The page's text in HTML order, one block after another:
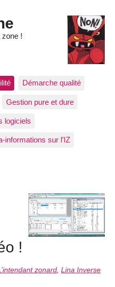
zone !
Démarche qualité
Gestion pure et dure
logiciels
informations sur l’IZ
!
zonard Lina Inverse